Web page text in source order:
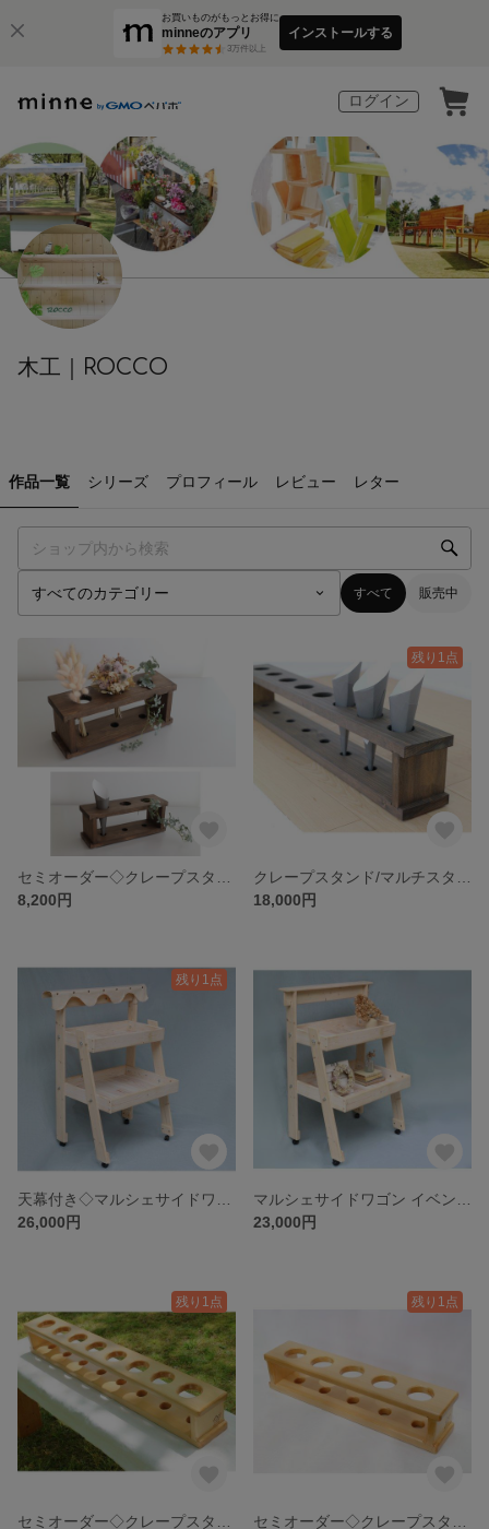
お買いものがもっとお得に
minneのアプリ
3万件以上
インストールする
ログイン
木工｜ROCCO
作品一覧 シリーズ プロフィール レビュー レター
すべて 販売中
8,200円
残り1点
18,000円
残り1点
26,000円
23,000円
残り1点 残り1点